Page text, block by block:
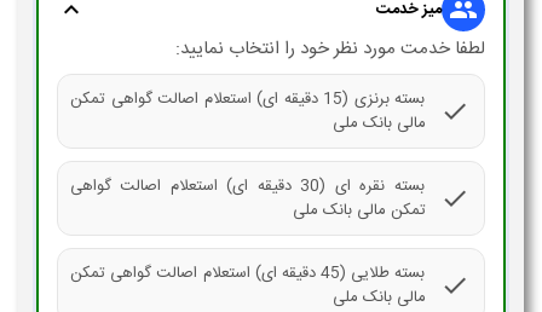
group میز خدمت expand_more
لطفا خدمت مورد نظر خود را انتخاب نمایید:
check
بسته برنزی (15 دقیقه ای) استعلام اصالت گواهی تمکن
مالی بانک ملی
check
بسته نقره ای (30 دقیقه ای) استعلام اصالت گواهی
تمکن مالی بانک ملی
check
بسته طلایی (45 دقیقه ای) استعلام اصالت گواهی تمکن
مالی بانک ملی